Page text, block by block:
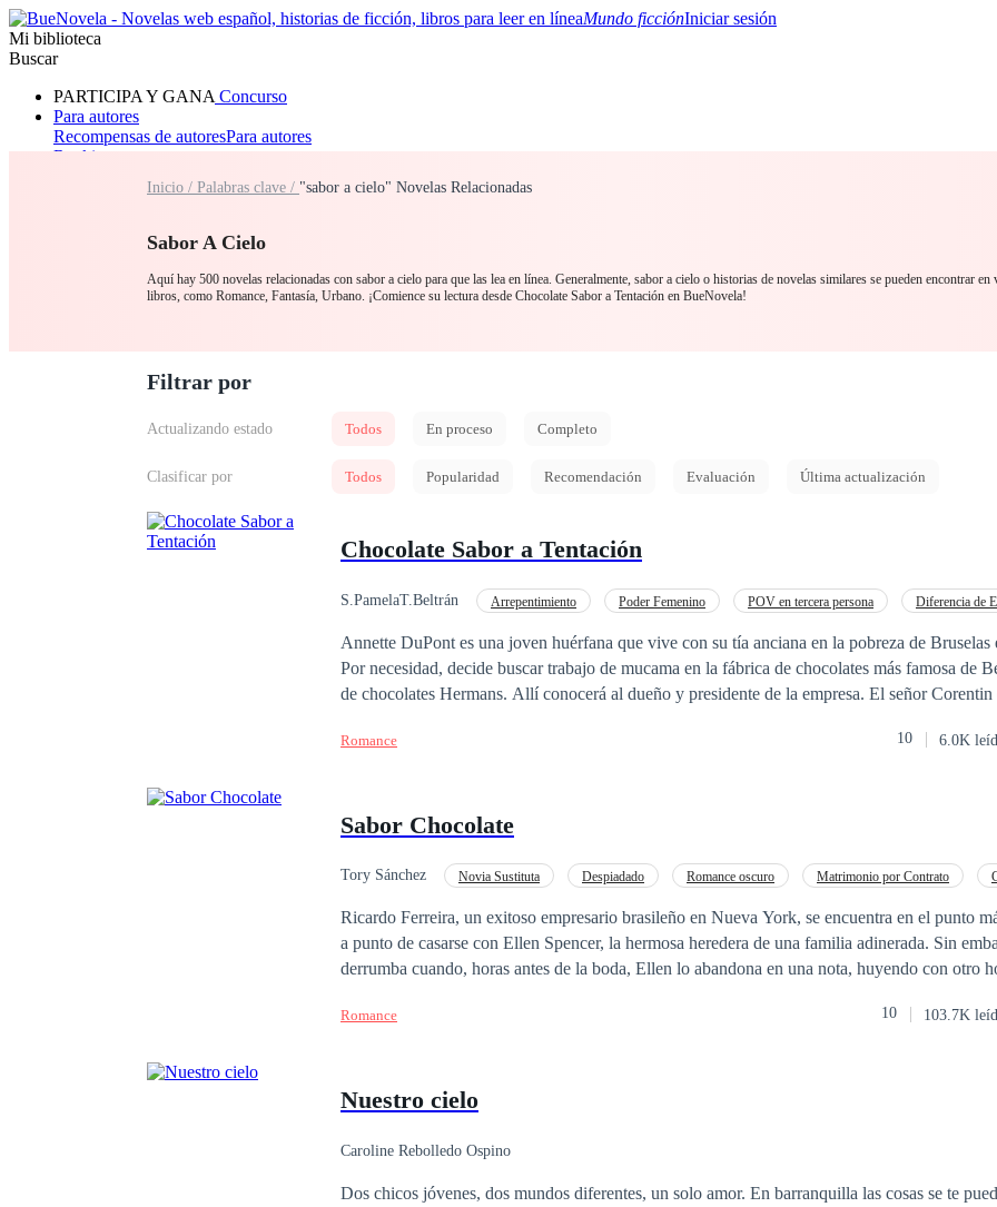
Mundo ficciónIniciar sesión
Mi biblioteca
Buscar
PARTICIPA Y GANA Concurso
Para autores
Recompensas de autoresPara autores
Ranking
RomanceHombre loboMafia
Inicio / Palabras clave / "sabor a cielo" Novelas Relacionadas
Sabor A Cielo
Aquí hay 500 novelas relacionadas con sabor a cielo para que las lea en línea. Generalmente, sabor a cielo o historias de novelas similares se pueden encontrar en
libros, como Romance, Fantasía, Urbano. ¡Comience su lectura desde Chocolate Sabor a Tentación en BueNovela!
Filtrar por
Actualizando estado Todos En proceso Completo
Clasificar por Todos Popularidad Recomendación Evaluación Última actualización
Chocolate Sabor a Tentación
S.PamelaT.Beltrán Arrepentimiento Poder Femenino POV en tercera persona Diferencia de
Annette DuPont es una joven huérfana que vive con su tía anciana en la pobreza de Bruselas
Por necesidad, decide buscar trabajo de mucama en la fábrica de chocolates más famosa de
de chocolates Hermans. Allí conocerá al dueño y presidente de la empresa. El señor Corentin
arrogante y pretencioso que disfruta de los lujos y privilegios de su posición. Sin embargo, su
sus decisiones. ¿Podrán Annette y Tristán superar las barreras sociales y personales que los separan? ¿Qué
Descúbrelo en esta novela romántica y dramática que te hará vibrar con cada página. Está
derechos reservados. Número de derechos de autor: 1906211244686
Romance 10 6.0K
Sabor Chocolate
Tory Sánchez Novia Sustituta Despiadado Romance oscuro Matrimonio por Contrato
Ricardo Ferreira, un exitoso empresario brasileño en Nueva York, se encuentra en el punto
a punto de casarse con Ellen Spencer, la hermosa heredera de una familia adinerada. Sin
derrumba cuando, horas antes de la boda, Ellen lo abandona en una nota, huyendo con otro
neoyorquina. La familia Spencer, consciente de la importancia de la unión entre Ricardo y Ellen para su estatus
padres. Kate, aunque reticente al principio, se ve obligada a aceptar la oferta debido a las
conveniencia? ¿Podrá el amor surgir entre ellos con un inicio poco convencional?
Romance 10 103.7K
Nuestro cielo
Caroline Rebolledo Ospino
Dos chicos jóvenes, dos mundos diferentes, un solo amor. En barranquilla las cosas se te